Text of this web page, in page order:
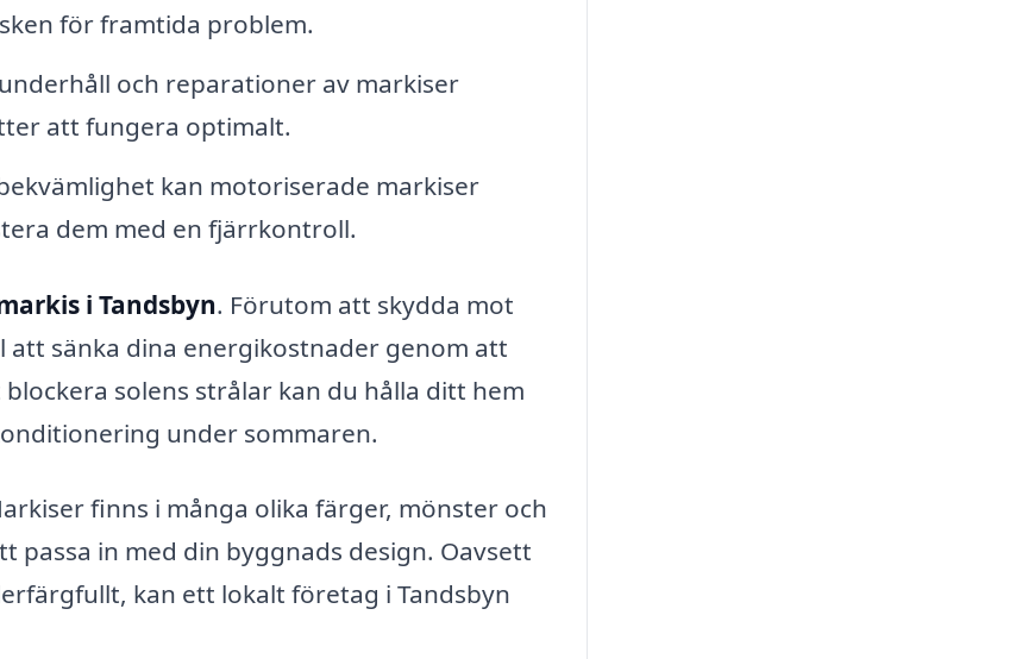
för framtida problem.
och reparationer av markiser
att fungera optimalt.
kan motoriserade markiser
dem med en fjärrkontroll.
i Tandsbyn. Förutom att skydda mot
att sänka dina energikostnader genom att
solens strålar kan du hålla ditt hem
under sommaren.
finns i många olika färger, mönster och
passa in med din byggnads design. Oavsett
kan ett lokalt företag i Tandsbyn